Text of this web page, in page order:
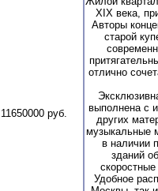
11650000 руб.
XIX века,
Авторы
старой
отлично
выполнена с
других
музыкальные
в наличии
зданий
Удобное